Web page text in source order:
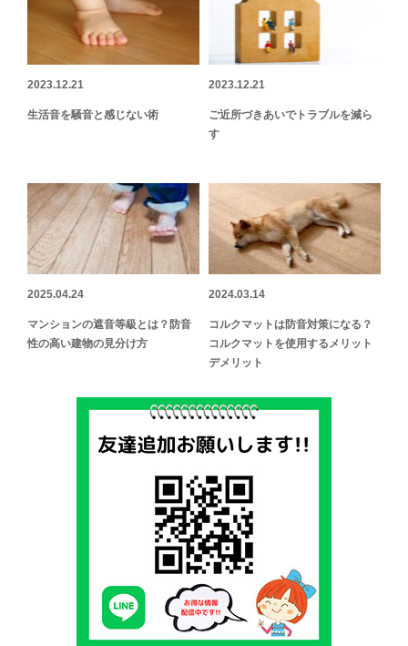
2023.12.21
生活音を騒音と感じない術
2023.12.21
ご近所づきあいでトラブルを減ら
す
2025.04.24
マンションの遮音等級とは？防音
性の高い建物の見分け方
2024.03.14
コルクマットは防音対策になる？
コルクマットを使用するメリット
デメリット